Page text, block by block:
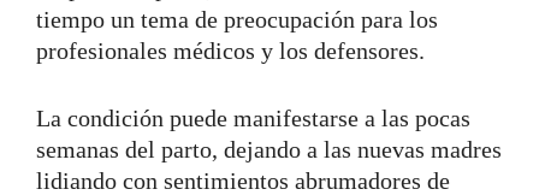
tiempo un tema de preocupación para los
profesionales médicos y los defensores.
La condición puede manifestarse a las pocas
semanas del parto, dejando a las nuevas madres
lidiando con sentimientos abrumadores de